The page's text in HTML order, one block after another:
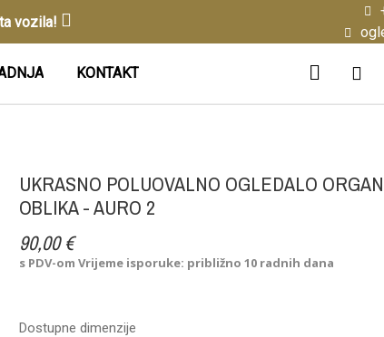
vozila!
KONTAKT
UKRASNO POLUOVALNO OGLEDALO
OBLIKA - AURO 2
90,00 €
s PDV-omVrijeme isporuke: približno 10 radnih dana
Dostupne dimenzije